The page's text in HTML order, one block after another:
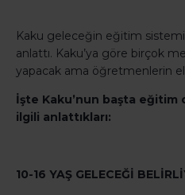
Kaku geleceğin eğitim
anlattı. Kaku’ya göre birçok
yapacak ama öğretmenlerin
İşte Kaku’nun başta
ilgili anlattıkları:
10-16 YAŞ GELECEĞİ